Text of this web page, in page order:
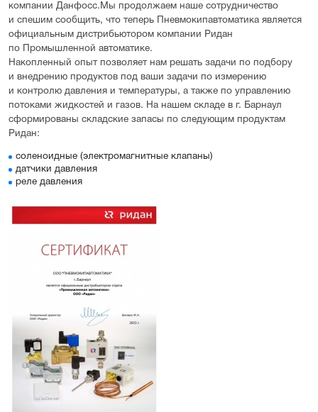
компании Данфосс.Мы продолжаем наше сотрудничество
и спешим сообщить, что теперь Пневмокипавтоматика является
официальным дистрибьютором компании Ридан
по Промышленной автоматике.
Накопленный опыт позволяет нам решать задачи по подбору
и внедрению продуктов под ваши задачи по измерению
и контролю давления и температуры, а также по управлению
потоками жидкостей и газов. На нашем складе в г. Барнаул
сформированы складские запасы по следующим продуктам
Ридан:
соленоидные (электромагнитные клапаны)
датчики давления
реле давления